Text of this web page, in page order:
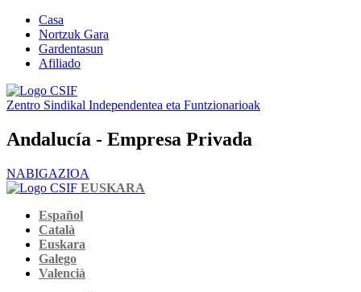
Casa
Nortzuk Gara
Gardentasun
Afiliado
Zentro Sindikal Independentea eta Funtzionarioak
Andalucía - Empresa Privada
NABIGAZIOA
EUSKARA
Español
Català
Euskara
Galego
Valencià